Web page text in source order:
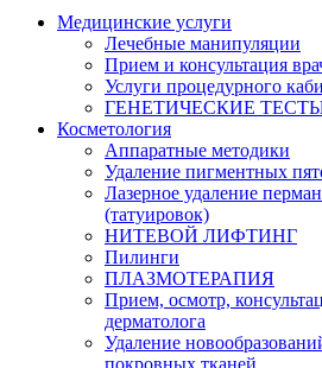
Медицинские услуги
Лечебные манипуляции
Прием и консультация
Услуги процедурного
ГЕНЕТИЧЕСКИЕ
Косметология
Аппаратные методики
Удаление пигментных
Лазерное удаление
(татуировок)
НИТЕВОЙ ЛИФТИНГ
Пилинги
ПЛАЗМОТЕРАПИЯ
Прием, осмотр,
дерматолога
Удаление
покровных тканей